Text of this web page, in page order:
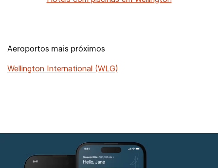
Aeroportos mais próximos
Wellington International (WLG)